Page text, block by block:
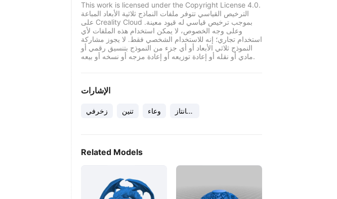
This work is licensed under the Copyright License 4.0.
الترخيص القياسي تتوفر ملفات النماذج ثلاثية الأبعاد المباعة
على Creality Cloud بموجب ترخيص قياسي له قيود معينة.
وعلى وجه الخصوص، لا يمكن استخدام هذه الملفات لأي
استخدام تجاري؛ إنه للاستخدام الشخصي فقط. لا يجوز مشاركة
النموذج ثلاثي الأبعاد أو أي جزء من النموذج بتنسيق رقمي أو
مادي أو نقله أو إعادة توزيعه أو إعادة مزجه أو نسخه أو بيعه.
الإشارات
زخرفي تنين وعاء
فانتاز
Related Models